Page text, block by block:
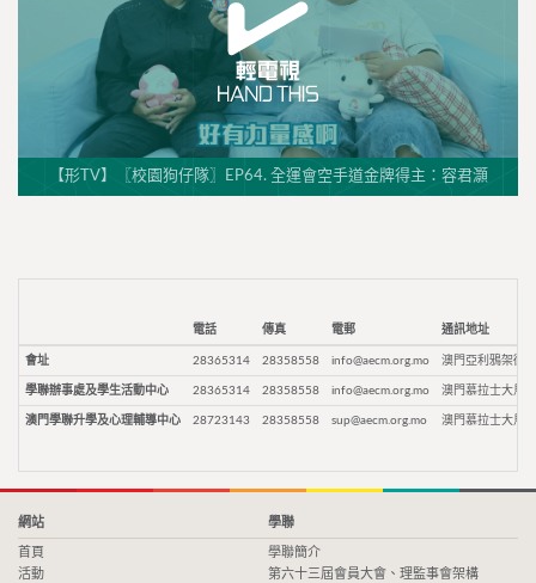
【形TV】〖校園狗仔隊〗EP64. 全運會空手道金牌得主：容君灝
電話 傳真 電郵 通訊地址
會址 28365314 28358558 info@aecm.org.mo 澳門亞利鴉架街9
學聯辦事處及學生活動中心 28365314 28358558 info@aecm.org.mo 澳門慕拉士大馬
澳門學聯升學及心理輔導中心 28723143 28358558 sup@aecm.org.mo 澳門慕拉士大馬
網站
首頁
活動
學聯
學聯簡介
第六十三屆會員大會、理監事會架構